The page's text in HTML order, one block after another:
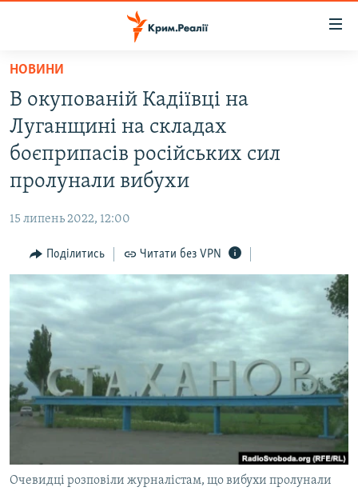
Перейти
основного
матеріалу
Перейти
до
основної
Перейти
пошуку
ВОДА.КРИМ
ВІДЕО ТА ФОТО
ІНТЕРВ'Ю
ВСЕ ЗА ДЕНЬ
СПЕЦПРОЕКТИ
ДЕПОРТАЦІЯ
ВІДЕОУРОКИ «ELIFBE»
СВІДЧЕННЯ ОКУПАЦІЇ
УКРАЇНСЬКА ПРОБЛЕМА КРИМУ
ЯК ОБІЙТИ БЛОКУВАННЯ
Русский
Qırımtatar
НОВИНИ
В окупованій Кадіївці на
Луганщині на складах
боєприпасів російських сил
пролунали вибухи
15 липень 2022, 12:00
Поділитись Читати без VPN
Очевидці розповіли журналістам, що вибухи пролунали